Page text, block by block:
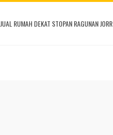
JUAL RUMAH DEKAT STOPAN RAGUNAN JORR